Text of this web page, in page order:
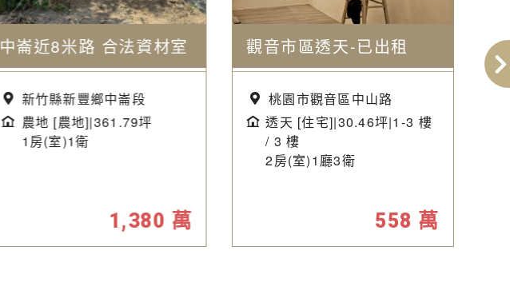
中崙近8米路 合法資材室
新竹縣新豐鄉中崙段
農地 [農地]|361.79坪
1房(室)1衛
1,380 萬
觀音市區透天-已出租
桃園市觀音區中山路
透天 [住宅]|30.46坪|1-3 樓
/ 3 樓
2房(室)1廳3衛
558 萬